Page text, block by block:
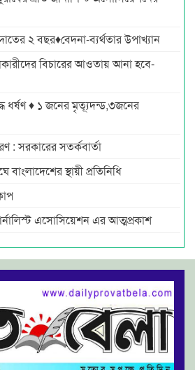
২ বছর♦বেদনা-ব্যর্থতার উপাখ্যান
বিচারের আওতায় আনা হবে-
ধর্ষণ ♦ ১ জনের মৃত্যূদন্ড,৩জনের
: সরকারের সতর্কবার্তা
স্থায়ী প্রতিনিধি
এসোসিয়েশন এর আত্মপ্রকাশ